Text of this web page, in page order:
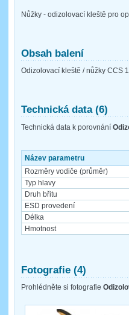
Nůžky - odizolovací kleště pro
Obsah balení
Odizolovací kleště / nůžky CCS
Technická data (6)
Technická data k porovnání
Název parametru
Rozměry vodiče (průměr)
Typ hlavy
Druh břitu
ESD provedení
Délka
Hmotnost
Fotografie (4)
Prohlédněte si fotografie